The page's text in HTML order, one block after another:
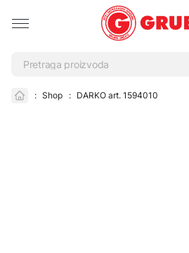
: Shop : DARKO art. 1594010